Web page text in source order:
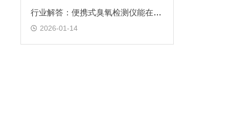
行业解答：便携式臭氧检测仪能在粉尘环境中使用吗？
2026-01-14